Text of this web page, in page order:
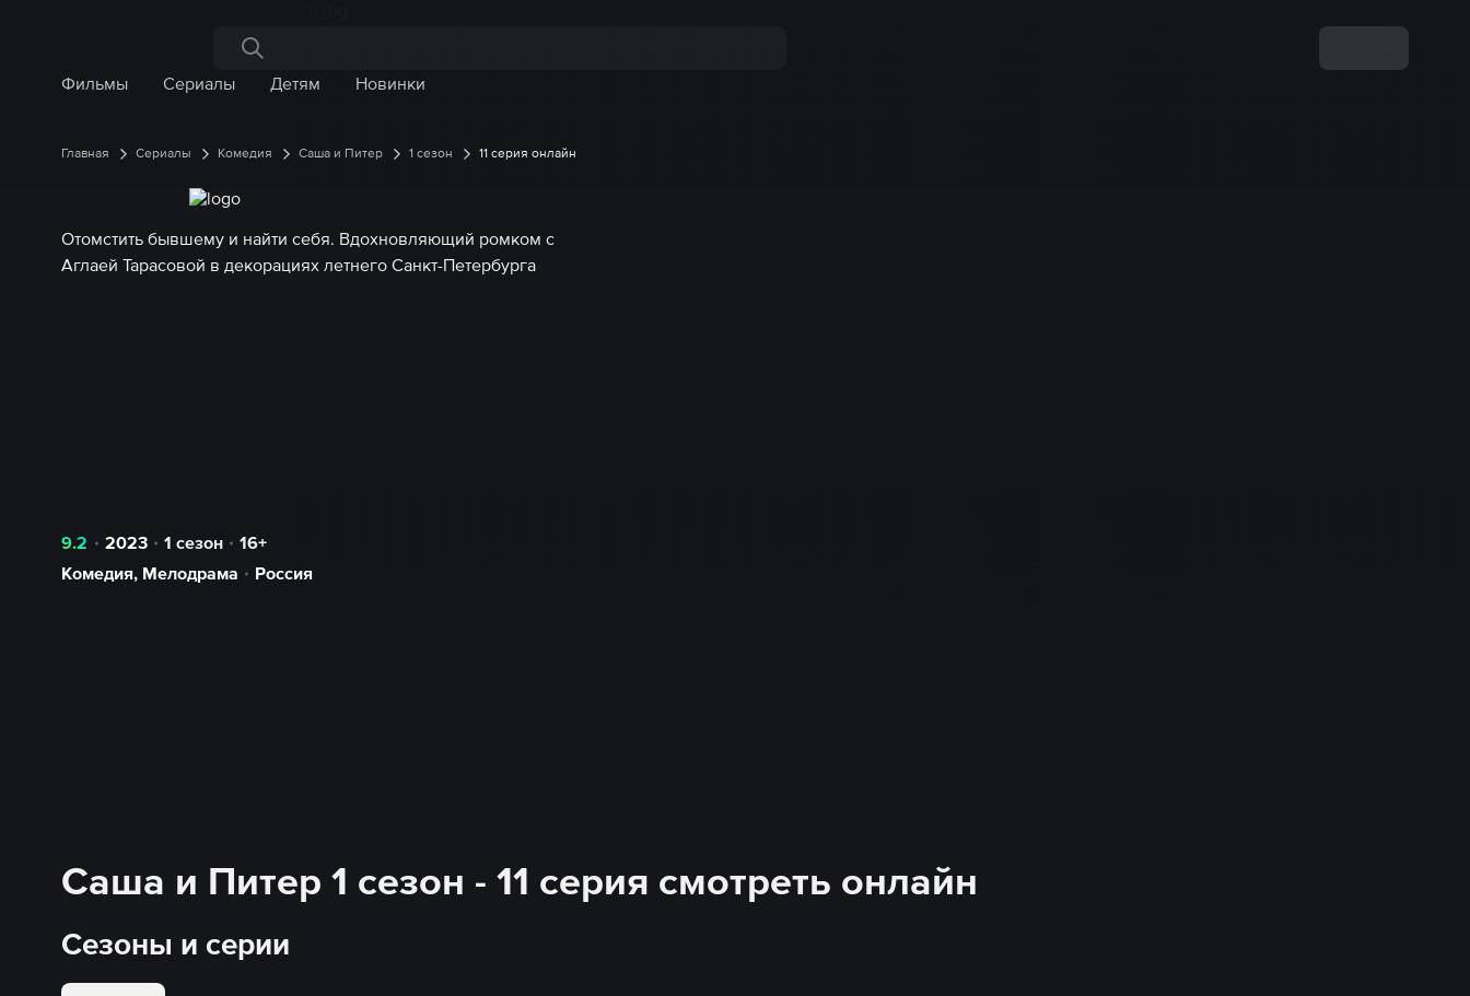
Поиск по сайту
Фильмы
Сериалы Детям Новинки
Главная Сериалы Комедия Саша и Питер 1 сезон 11 серия онлайн
Отомстить бывшему и найти себя. Вдохновляющий ромком с
Аглаей Тарасовой в декорациях летнего Санкт-Петербурга
9.2 2023 1 сезон
16+
Комедия, Мелодрама Россия
Саша и Питер 1 сезон - 11 серия смотреть онлайн
Сезоны и серии